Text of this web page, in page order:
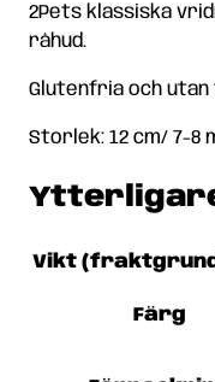
2Pets klassiska
råhud.
Glutenfria och
Storlek: 12 cm/ 7-8
Vikt
Färg